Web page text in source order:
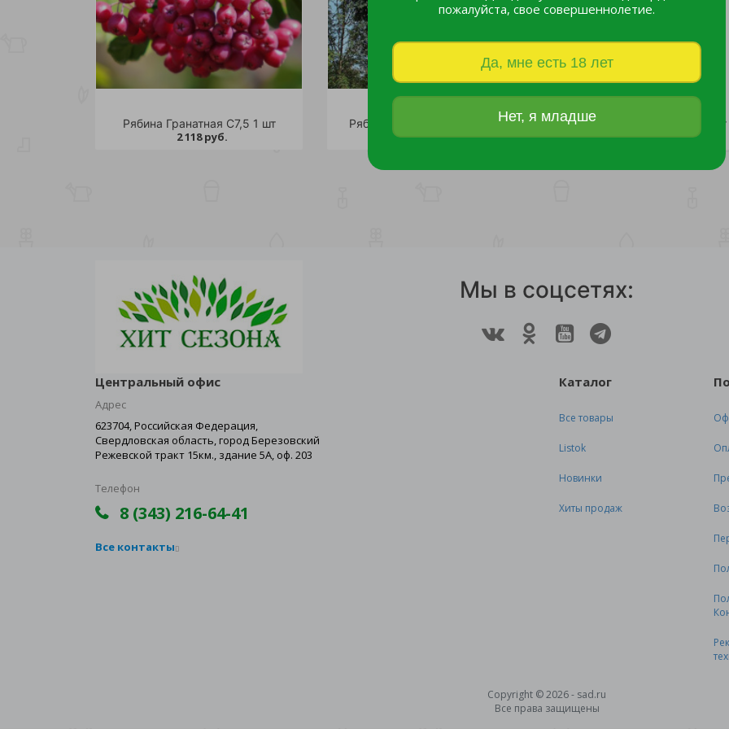
пожалуйста, свое совершеннолетие.
Да, мне есть 18 лет
Нет, я младше
Рябина Гранатная С7,5 1 шт
2 118 руб.
Рябина Фингерпринт С20 1шт
15 749 руб.
Рябина Титан С7,5 1 шт
2 118 руб.
Мы в соцсетях:
Центральный офис
Адрес
623704, Российская Федерация,
Свердловская область, город Березовский
Режевской тракт 15км., здание 5А, оф. 203
Телефон
8 (343) 216-64-41
Все контакты
Каталог
Все товары
Listok
Новинки
Хиты продаж
Copyright © 2026 - sad.ru
Все права защищены